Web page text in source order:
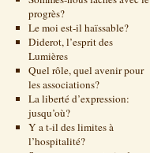
progrès?
Le moi est-il haïssable?
Diderot, l’esprit des
Lumières
Quel rôle, quel avenir pour
les associations?
La liberté d’expression:
jusqu’où?
Y a t-il des limites à
l’hospitalité?